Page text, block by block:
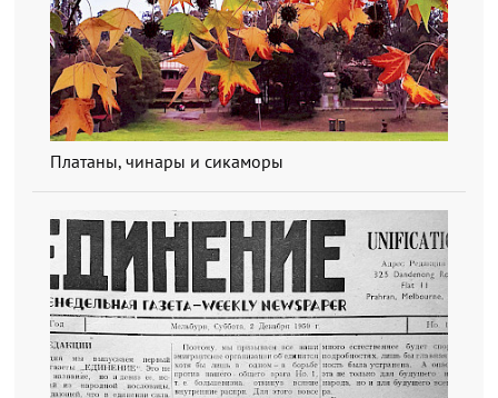
Платаны, чинары и сикаморы